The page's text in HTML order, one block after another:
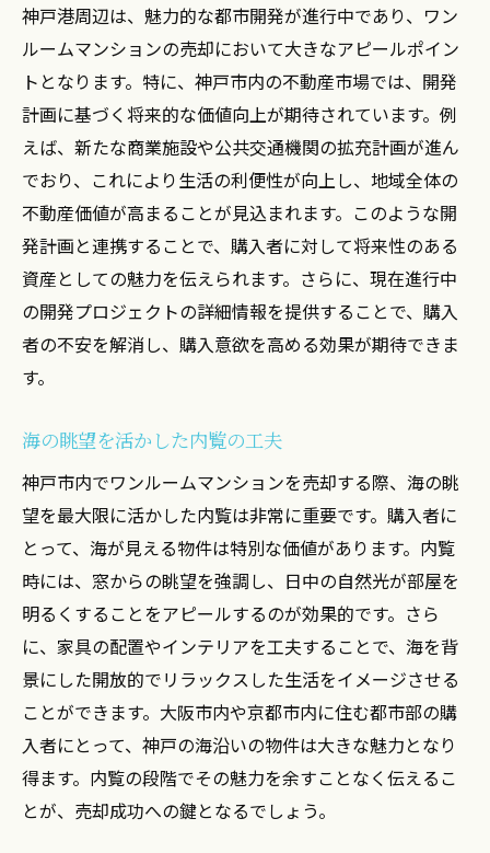
神戸港周辺は、魅力的な都市開発が進行中であり、ワン
ルームマンションの売却において大きなアピールポイン
トとなります。特に、神戸市内の不動産市場では、開発
計画に基づく将来的な価値向上が期待されています。例
えば、新たな商業施設や公共交通機関の拡充計画が進ん
でおり、これにより生活の利便性が向上し、地域全体の
不動産価値が高まることが見込まれます。このような開
発計画と連携することで、購入者に対して将来性のある
資産としての魅力を伝えられます。さらに、現在進行中
の開発プロジェクトの詳細情報を提供することで、購入
者の不安を解消し、購入意欲を高める効果が期待できま
す。
海の眺望を活かした内覧の工夫
神戸市内でワンルームマンションを売却する際、海の眺
望を最大限に活かした内覧は非常に重要です。購入者に
とって、海が見える物件は特別な価値があります。内覧
時には、窓からの眺望を強調し、日中の自然光が部屋を
明るくすることをアピールするのが効果的です。さら
に、家具の配置やインテリアを工夫することで、海を背
景にした開放的でリラックスした生活をイメージさせる
ことができます。大阪市内や京都市内に住む都市部の購
入者にとって、神戸の海沿いの物件は大きな魅力となり
得ます。内覧の段階でその魅力を余すことなく伝えるこ
とが、売却成功への鍵となるでしょう。